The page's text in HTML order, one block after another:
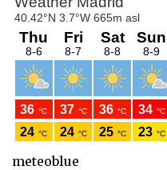
meteoblue